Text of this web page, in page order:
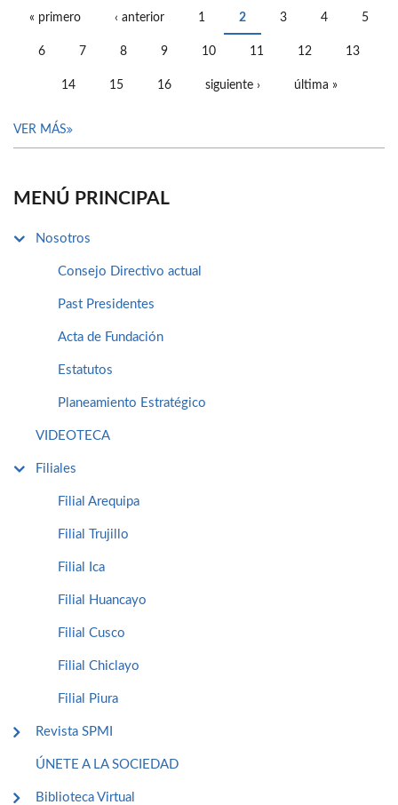
« primero ‹ anterior 1 2 3 4 5
6 7 8 9 10 11 12 13
14 15 16 siguiente › última »
VER MÁS
MENÚ PRINCIPAL
Nosotros
Consejo Directivo actual
Past Presidentes
Acta de Fundación
Estatutos
Planeamiento Estratégico
VIDEOTECA
Filiales
Filial Arequipa
Filial Trujillo
Filial Ica
Filial Huancayo
Filial Cusco
Filial Chiclayo
Filial Piura
Revista SPMI
ÚNETE A LA SOCIEDAD
Biblioteca Virtual